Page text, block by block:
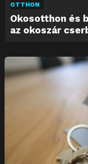
OTTHON
Okosotthon és
az okoszár